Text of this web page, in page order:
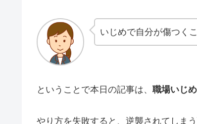
いじめで自分が傷つく
ということで本日の記事は、 職場いじ
やり方を失敗すると、逆襲されてしま